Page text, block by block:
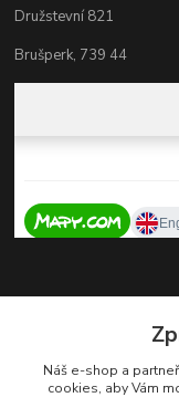
Družstevní 821
Brušperk, 739 44
+420 737 725
(Po-Pá, 9-17 hod.)
Náš e-shop a
cookies, aby Vám